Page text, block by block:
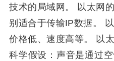
技术的局域网。 以太网
别适合于传输IP数据。
价格低、速度高等。 以
科学假设：声音是通过